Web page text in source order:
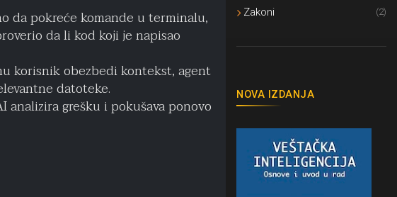
da pokreće komande u terminalu,
da li kod koji je napisao
korisnik obezbedi kontekst, agent
datoteke.
grešku i pokušava ponovo
Zakoni (2)
NOVA IZDANJA